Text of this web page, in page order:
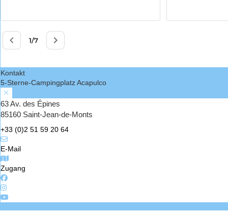
Kontakt
5-Sterne-Campingplatz Acapulco
63 Av. des Épines
85160 Saint-Jean-de-Monts
+33 (0)2 51 59 20 64
E-Mail
Zugang